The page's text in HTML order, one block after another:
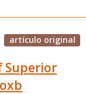
artículo original
Superior